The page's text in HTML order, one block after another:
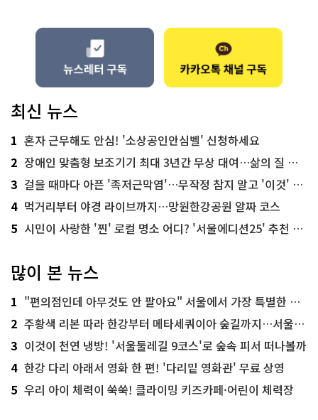
최신 뉴스
1 혼자 근무해도 안심! '소상공인안심벨' 신청하세요
2 장애인 맞춤형 보조기기 최대 3년간 무상 대여…삶의 질 높인다
3 걸을 때마다 아픈 '족저근막염'…무작정 참지 말고 '이것' 해보세요!
4 먹거리부터 야경 라이브까지…망원한강공원 알짜 코스
5 시민이 사랑한 '찐' 로컬 명소 어디? '서울에디션25' 추천 코스
많이 본 뉴스
1 "편의점인데 아무것도 안 팔아요" 서울에서 가장 특별한 편의점의 정체
2 주황색 리본 따라 한강부터 메타세쿼이아 숲길까지…서울둘레길 15코스
3 이것이 천연 냉방! '서울둘레길 9코스'로 숲속 피서 떠나볼까
4 한강 다리 아래서 영화 한 편! '다리밑 영화관' 무료 상영
5 우리 아이 체력이 쑥쑥! 클라이밍 키즈카페·어린이 체력장